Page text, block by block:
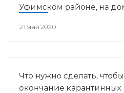
Уфимском районе, на
21 мая 2020
Что нужно сделать,
окончание